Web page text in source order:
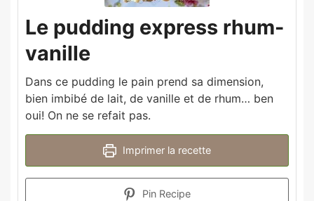
Le pudding express rhum-
vanille
Dans ce pudding le pain prend sa dimension,
bien imbibé de lait, de vanille et de rhum… ben
oui! On ne se refait pas.
Imprimer la recette
Pin Recipe